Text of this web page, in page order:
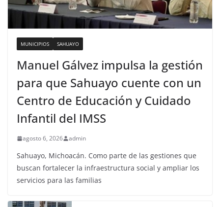
MUNICIPIOS SAHUAYO
Manuel Gálvez impulsa la gestión
para que Sahuayo cuente con un
Centro de Educación y Cuidado
Infantil del IMSS
agosto 6, 2026 admin
Sahuayo, Michoacán. Como parte de las gestiones que
buscan fortalecer la infraestructura social y ampliar los
servicios para las familias